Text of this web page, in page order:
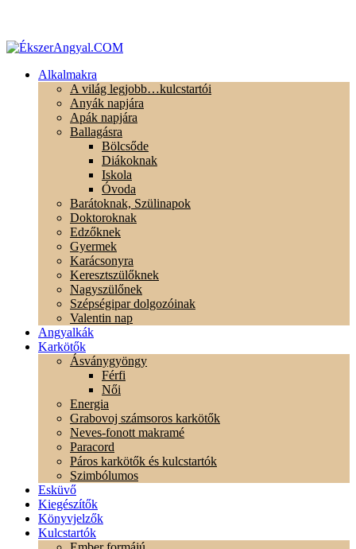
Alkalmakra
A világ legjobb…kulcstartói
Anyák napjára
Apák napjára
Ballagásra
Bölcsőde
Diákoknak
Iskola
Óvoda
Barátoknak, Szülinapok
Doktoroknak
Edzőknek
Gyermek
Karácsonyra
Keresztszülőknek
Nagyszülőnek
Szépségipar dolgozóinak
Valentin nap
Angyalkák
Karkötők
Ásványgyöngy
Férfi
Női
Energia
Grabovoj számsoros karkötők
Neves-fonott makramé
Paracord
Páros karkötők és kulcstartók
Szimbólumos
Esküvő
Kiegészítők
Könyvjelzők
Kulcstartók